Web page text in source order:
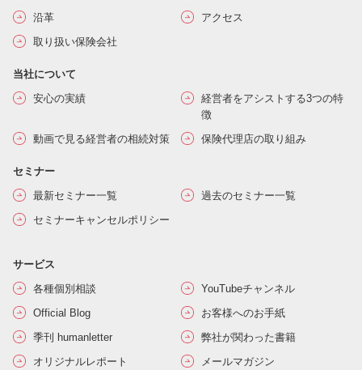
沿革
アクセス
取り扱い保険会社
当社について
安心の実績
経営者をアシストする3つの特
徴
動画で見る経営者の相続対策
保険代理店の取り組み
セミナー
最新セミナー一覧
過去のセミナー一覧
セミナーキャンセルポリシー
サービス
各種個別相談
YouTubeチャンネル
Official Blog
お客様へのお手紙
季刊 humanletter
弊社が関わった書籍
オリジナルレポート
メールマガジン